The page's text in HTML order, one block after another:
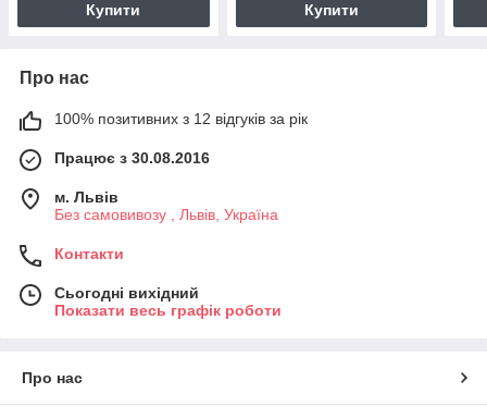
Купити Купити
Про нас
100% позитивних з 12 відгуків за рік
Працює з 30.08.2016
м. Львів
Без самовивозу , Львів, Україна
Контакти
Сьогодні вихідний
Показати весь графік роботи
Про нас